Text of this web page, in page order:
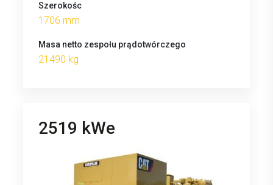
Szerokośc
1706 mm
Masa netto zespołu prądotwórczego
21490 kg
2519 kWe